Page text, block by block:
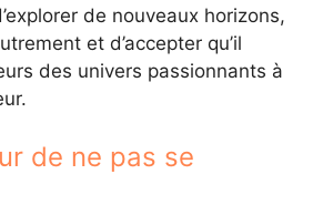
de nouveaux horizons,
et d’accepter qu’il
des univers passionnants à
de ne pas se